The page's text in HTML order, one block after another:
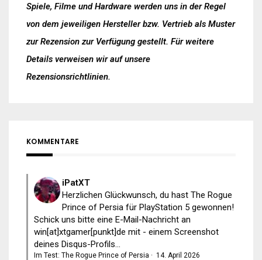
Spiele, Filme und Hardware werden uns in der Regel
von dem jeweiligen Hersteller bzw. Vertrieb als Muster
zur Rezension zur Verfügung gestellt. Für weitere
Details verweisen wir auf unsere
Rezensionsrichtlinien.
KOMMENTARE
iPatXT
Herzlichen Glückwunsch, du hast The Rogue
Prince of Persia für PlayStation 5 gewonnen!
Schick uns bitte eine E-Mail-Nachricht an
win[at]xtgamer[punkt]de mit - einem Screenshot
deines Disqus-Profils...
Im Test: The Rogue Prince of Persia · 14. April 2026